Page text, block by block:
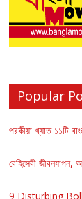
Popular
পরকীয়া খ্যাত ১১টি
বেহিসেবী
9 Disturbing